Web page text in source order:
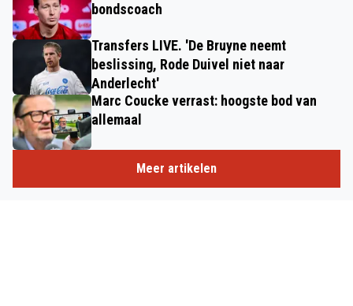
bondscoach
Transfers LIVE. 'De Bruyne neemt
beslissing, Rode Duivel niet naar
Anderlecht'
Marc Coucke verrast: hoogste bod van
allemaal
Meer artikelen